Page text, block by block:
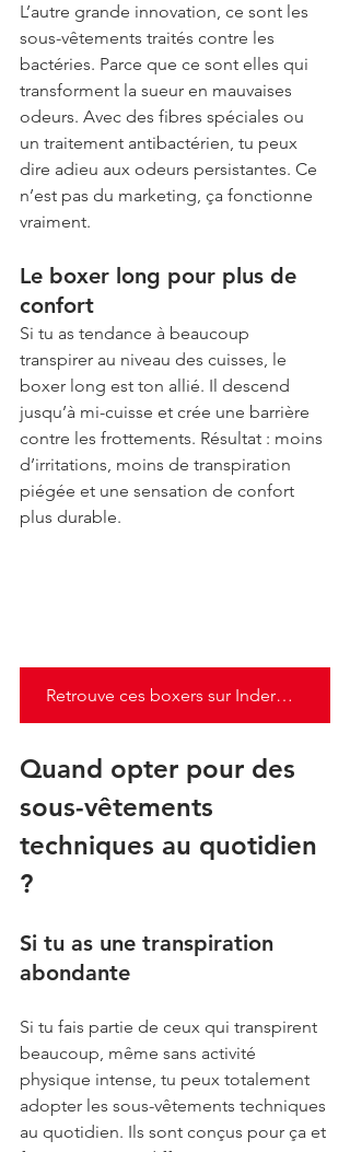
L’autre grande innovation, ce sont les
sous-vêtements traités contre les
bactéries. Parce que ce sont elles qui
transforment la sueur en mauvaises
odeurs. Avec des fibres spéciales ou
un traitement antibactérien, tu peux
dire adieu aux odeurs persistantes. Ce
n’est pas du marketing, ça fonctionne
vraiment.
Le boxer long pour plus de
confort
Si tu as tendance à beaucoup
transpirer au niveau des cuisses, le
boxer long est ton allié. Il descend
jusqu’à mi-cuisse et crée une barrière
contre les frottements. Résultat : moins
d’irritations, moins de transpiration
piégée et une sensation de confort
plus durable.
Retrouve ces boxers sur Inderwear
Quand opter pour des
sous-vêtements
techniques au quotidien
?
Si tu as une transpiration
abondante
Si tu fais partie de ceux qui transpirent
beaucoup, même sans activité
physique intense, tu peux totalement
adopter les sous-vêtements techniques
au quotidien. Ils sont conçus pour ça et